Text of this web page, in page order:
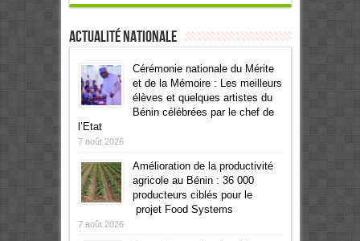
Actualité Nationale
Cérémonie nationale du Mérite
et de la Mémoire : Les meilleurs
élèves et quelques artistes du
Bénin célébrées par le chef de
l’Etat
7 août 2026
Amélioration de la productivité
agricole au Bénin : 36 000
producteurs ciblés pour le
projet Food Systems
7 août 2026